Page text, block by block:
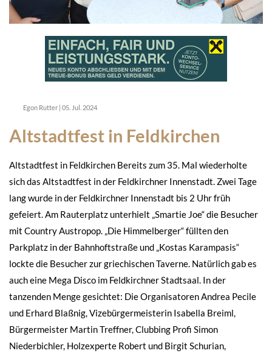
Egon Rutter | 05. Jul. 2024
Altstadtfest in Feldkirchen
Altstadtfest in Feldkirchen Bereits zum 35. Mal wiederholte
sich das Altstadtfest in der Feldkirchner Innenstadt. Zwei Tage
lang wurde in der Feldkirchner Innenstadt bis 2 Uhr früh
gefeiert. Am Rauterplatz unterhielt „Smartie Joe“ die Besucher
mit Country Austropop. „Die Himmelberger“ füllten den
Parkplatz in der Bahnhoftstraße und „Kostas Karampasis“
lockte die Besucher zur griechischen Taverne. Natürlich gab es
auch eine Mega Disco im Feldkirchner Stadtsaal. In der
tanzenden Menge gesichtet: Die Organisatoren Andrea Pecile
und Erhard Blaßnig, Vizebürgermeisterin Isabella Breiml,
Bürgermeister Martin Treffner, Clubbing Profi Simon
Niederbichler, Holzexperte Robert und Birgit Schurian,